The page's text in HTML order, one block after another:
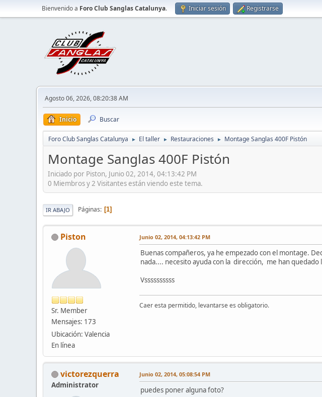
Bienvenido a Foro Club Sanglas Catalunya. Iniciar sesión Registrarse
Agosto 06, 2026, 08:20:38 AM
Inicio Buscar
Foro Club Sanglas Catalunya ► El taller ► Restauraciones ► Montage Sanglas 400F Pistón
Montage Sanglas 400F Pistón
Iniciado por Piston, Junio 02, 2014, 04:13:42 PM
0 Miembros y 2 Visitantes están viendo este tema.
IR ABAJO Páginas 1
Piston
Sr. Member
Mensajes: 173
Ubicación: Valencia
En línea
Junio 02, 2014, 04:13:42 PM
Buenas compañeros, ya he empezado con el montage.
nada.... necesito ayuda con la dirección, me han
Vssssssssss
Caer esta permitido, levantarse es obligatorio.
victorezquerra
Administrator
Junio 02, 2014, 05:08:54 PM
puedes poner alguna foto?